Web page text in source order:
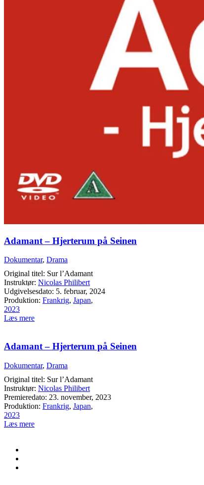
Adamant – Hjerterum på Seinen
Dokumentar, Drama
Original titel: Sur l’Adamant
Instruktør: Nicolas Philibert
Udgivelsesdato: 5. februar, 2024
Produktion: Frankrig, Japan,
2023
Læs mere
Adamant – Hjerterum på Seinen
Dokumentar, Drama
Original titel: Sur l’Adamant
Instruktør: Nicolas Philibert
Premieredato: 23. november, 2023
Produktion: Frankrig, Japan,
2023
Læs mere